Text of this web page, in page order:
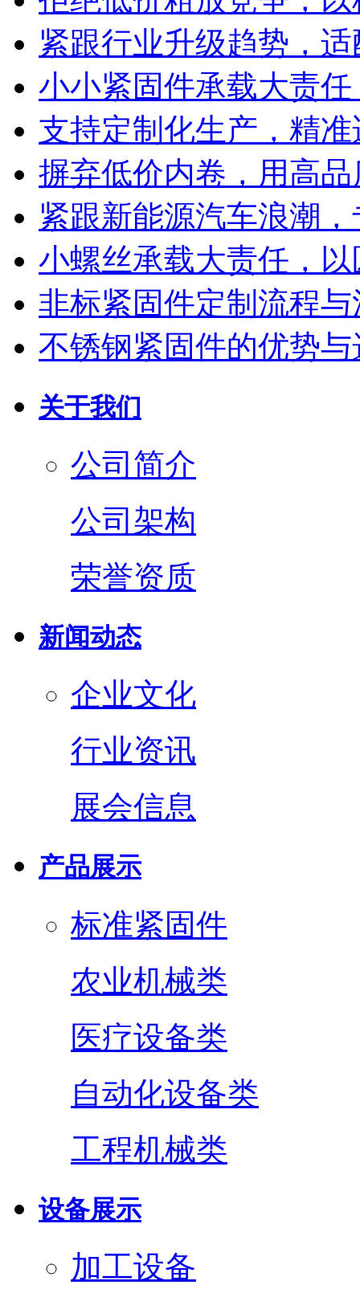
紧跟行业升级趋势，
小小紧固件承载大责
支持定制化生产，精
摒弃低价内卷，用高
紧跟新能源汽车浪潮
小螺丝承载大责任，
非标紧固件定制流程
不锈钢紧固件的优势
关于我们
公司简介
公司架构
荣誉资质
新闻动态
企业文化
行业资讯
展会信息
产品展示
标准紧固件
农业机械类
医疗设备类
自动化设备类
工程机械类
设备展示
加工设备